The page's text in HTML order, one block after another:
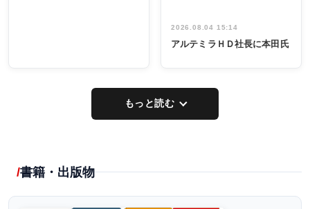
2026.08.04 15:14
アルテミラＨＤ社長に本田氏
もっと読む
書籍・出版物